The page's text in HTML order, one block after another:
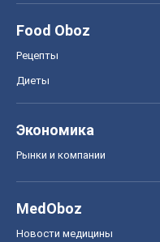
Food Oboz
Рецепты
Диеты
Экономика
Рынки и компании
MedOboz
Новости медицины